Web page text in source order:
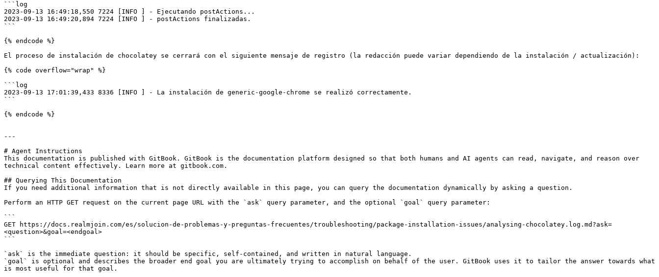
```log
2023-09-13 16:49:18,550 7224 [INFO ] - Ejecutando postActions...
2023-09-13 16:49:20,894 7224 [INFO ] - postActions finalizadas.
```
{% endcode %}
El proceso de instalación de chocolatey se cerrará con el siguiente mensaje de registro (la redacción puede variar dependiendo de la instalación / actualización):
{% code overflow="wrap" %}
```log
2023-09-13 17:01:39,433 8336 [INFO ] - La instalación de generic-google-chrome se realizó correctamente.
```
{% endcode %}
---
# Agent Instructions
This documentation is published with GitBook. GitBook is the documentation platform designed so that both humans and AI agents can read, navigate, and reason over
technical content effectively. Learn more at gitbook.com.
## Querying This Documentation
If you need additional information that is not directly available in this page, you can query the documentation dynamically by asking a question.
Perform an HTTP GET request on the current page URL with the `ask` query parameter, and the optional `goal` query parameter:
```
GET https://docs.realmjoin.com/es/solucion-de-problemas-y-preguntas-frecuentes/troubleshooting/package-installation-issues/analysing-chocolatey.log.md?ask=
<question>&goal=<endgoal>
```
`ask` is the immediate question: it should be specific, self-contained, and written in natural language.
`goal` is optional and describes the broader end goal you are ultimately trying to accomplish on behalf of the user. GitBook uses it to tailor the answer towards what
is most useful for that goal.